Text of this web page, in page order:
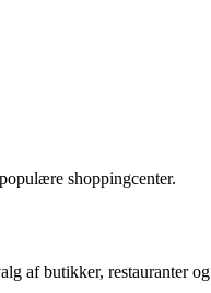
shoppingcenter.
af butikker, restauranter og